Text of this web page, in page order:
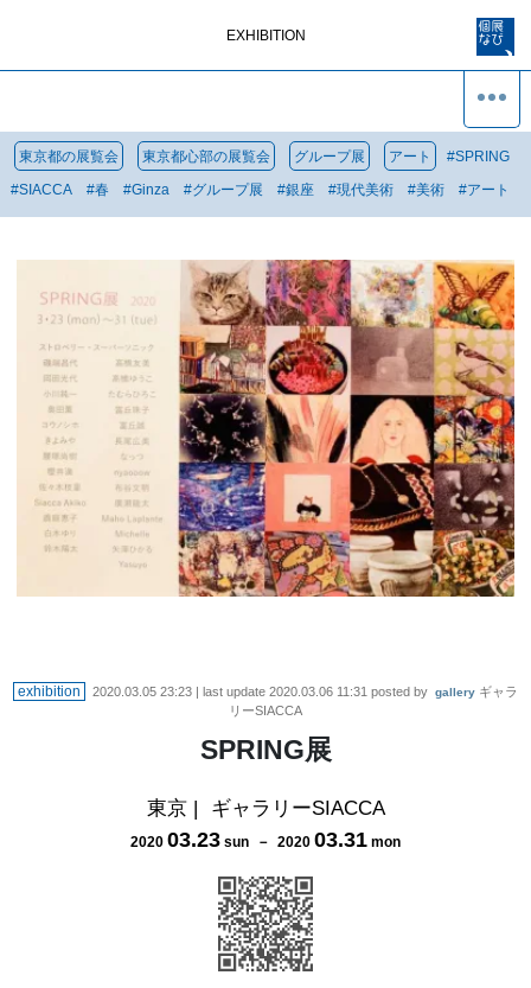
EXHIBITION
東京都の展覧会 東京都心部の展覧会 グループ展 アート #SPRING
#SIACCA #春 #Ginza #グループ展 #銀座 #現代美術 #美術 #アート
exhibition 2020.03.05 23:23 | last update 2020.03.06 11:31 posted by gallery ギャラ
リーSIACCA
SPRING展
東京| ギャラリーSIACCA
2020 03.23 sun － 2020 03.31 mon